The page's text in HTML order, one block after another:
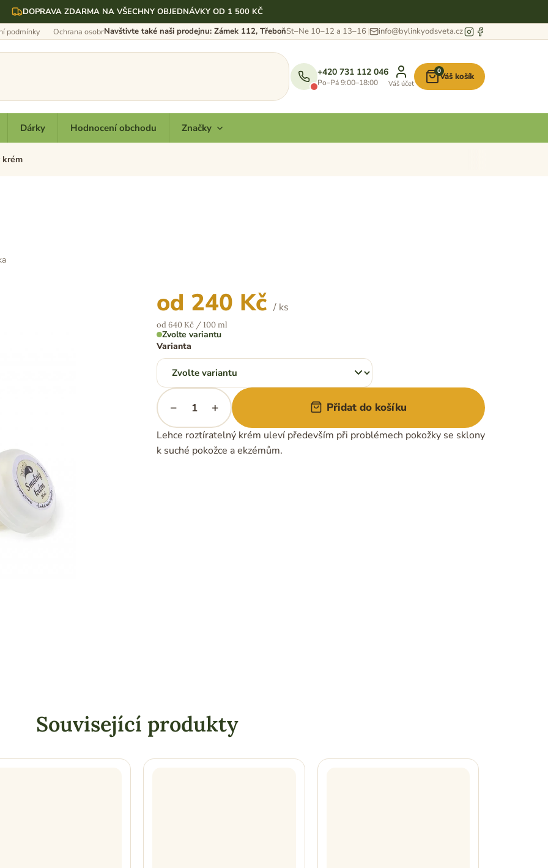
DOPRAVA ZDARMA NA VŠECHNY OBJEDNÁVKY OD 1 500 KČ
Navštivte také naši prodejnu: Zámek 112, TřeboňSt–Ne 10–12 a 13–16 info@bylinkyodsveta.cz
podmínky Ochrana osobních údajů
+420 731 112 046
Po–Pá 9:00–18:00 Váš účet
Nákupní
košík
0
Váš košík
Dárky Hodnocení obchodu Značky
krém
od 240 Kč / ks
Měrná
cena:
od 640 Kč / 100 ml
Zvolte variantu
Varianta
+
− Přidat do košíku
Lehce roztíratelný krém uleví především při problémech pokožky se sklony
k suché pokožce a ekzémům.
Související produkty